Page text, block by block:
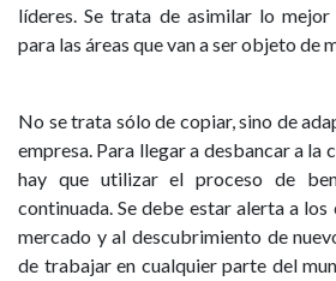
líderes. Se trata de asimilar lo
para las áreas que van a ser objeto de
No se trata sólo de copiar, sino de
empresa. Para llegar a desbancar a la
hay que utilizar el proceso de
continuada. Se debe estar alerta a
mercado y al descubrimiento de
de trabajar en cualquier parte del